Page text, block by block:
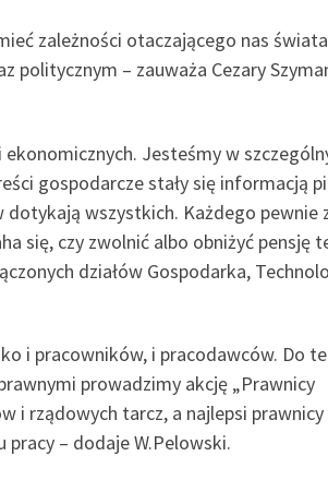
zależności otaczającego nas
politycznym – zauważa Cezary
Jesteśmy w
gospodarcze stały się informacją
wszystkich. Każdego pewnie
się, czy zwolnić albo obniżyć pensję
działów Gospodarka,
i pracowników, i pracodawców. Do
prowadzimy akcję „Prawnicy
i rządowych tarcz, a najlepsi prawnicy
– dodaje W.Pelowski.